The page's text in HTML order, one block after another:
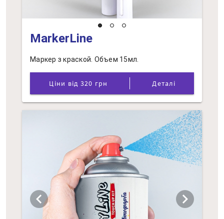
MarkerLine
Маркер з краской. Объем 15мл.
Ціни від 320 грн Деталі
chevron_left chevron_right